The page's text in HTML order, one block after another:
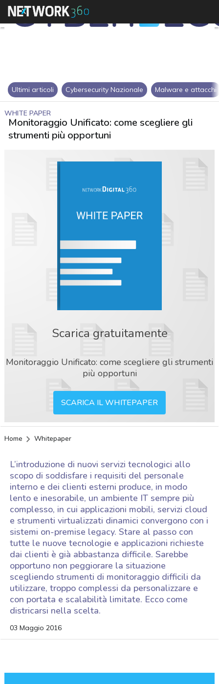
Ultimi articoli Cybersecurity Nazionale Malware e attacchi
WHITE PAPER
Monitoraggio Unificato: come scegliere gli
strumenti più opportuni
Scarica gratuitamente
Monitoraggio Unificato: come scegliere gli strumenti
più opportuni
SCARICA IL WHITEPAPER
Home Whitepaper
L’introduzione di nuovi servizi tecnologici allo
scopo di soddisfare i requisiti del personale
interno e dei clienti esterni produce, in modo
lento e inesorabile, un ambiente IT sempre più
complesso, in cui applicazioni mobili, servizi cloud
e strumenti virtualizzati dinamici convergono con i
sistemi on-premise legacy. Stare al passo con
tutte le nuove tecnologie e applicazioni richieste
dai clienti è già abbastanza difficile. Sarebbe
opportuno non peggiorare la situazione
scegliendo strumenti di monitoraggio difficili da
utilizzare, troppo complessi da personalizzare e
con portata e scalabilità limitate. Ecco come
districarsi nella scelta.
03 Maggio 2016